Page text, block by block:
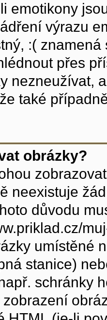
emotikony
výrazu
:(
přes
nezneužívat,
také
obrázky?
neexistuje
důvodu
umístěné
stanice)
schránky
zobrazení